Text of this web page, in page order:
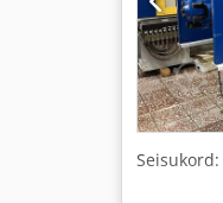
Seisukord: